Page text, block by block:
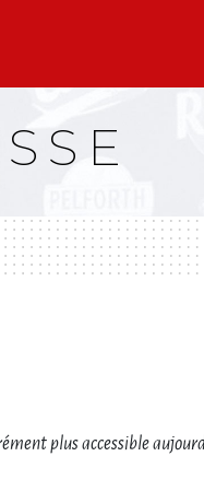
plus accessible